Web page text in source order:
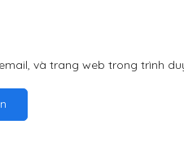
và trang web trong trình